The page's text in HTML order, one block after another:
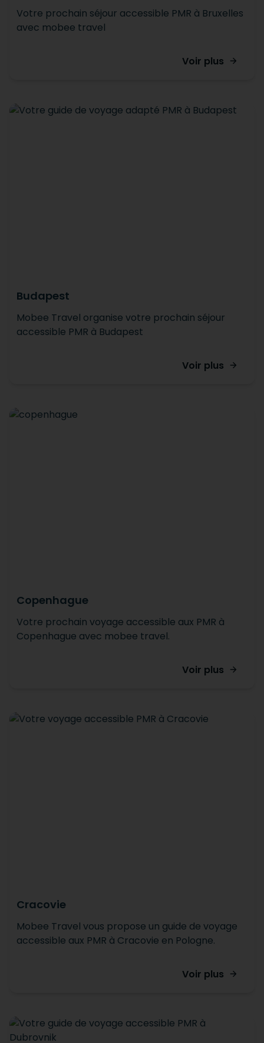
Votre prochain séjour accessible PMR à Bruxelles
avec mobee travel
Voir plus
Budapest
Mobee Travel organise votre prochain séjour
accessible PMR à Budapest
Voir plus
Copenhague
Votre prochain voyage accessible aux PMR à
Copenhague avec mobee travel.
Voir plus
Cracovie
Mobee Travel vous propose un guide de voyage
accessible aux PMR à Cracovie en Pologne.
Voir plus